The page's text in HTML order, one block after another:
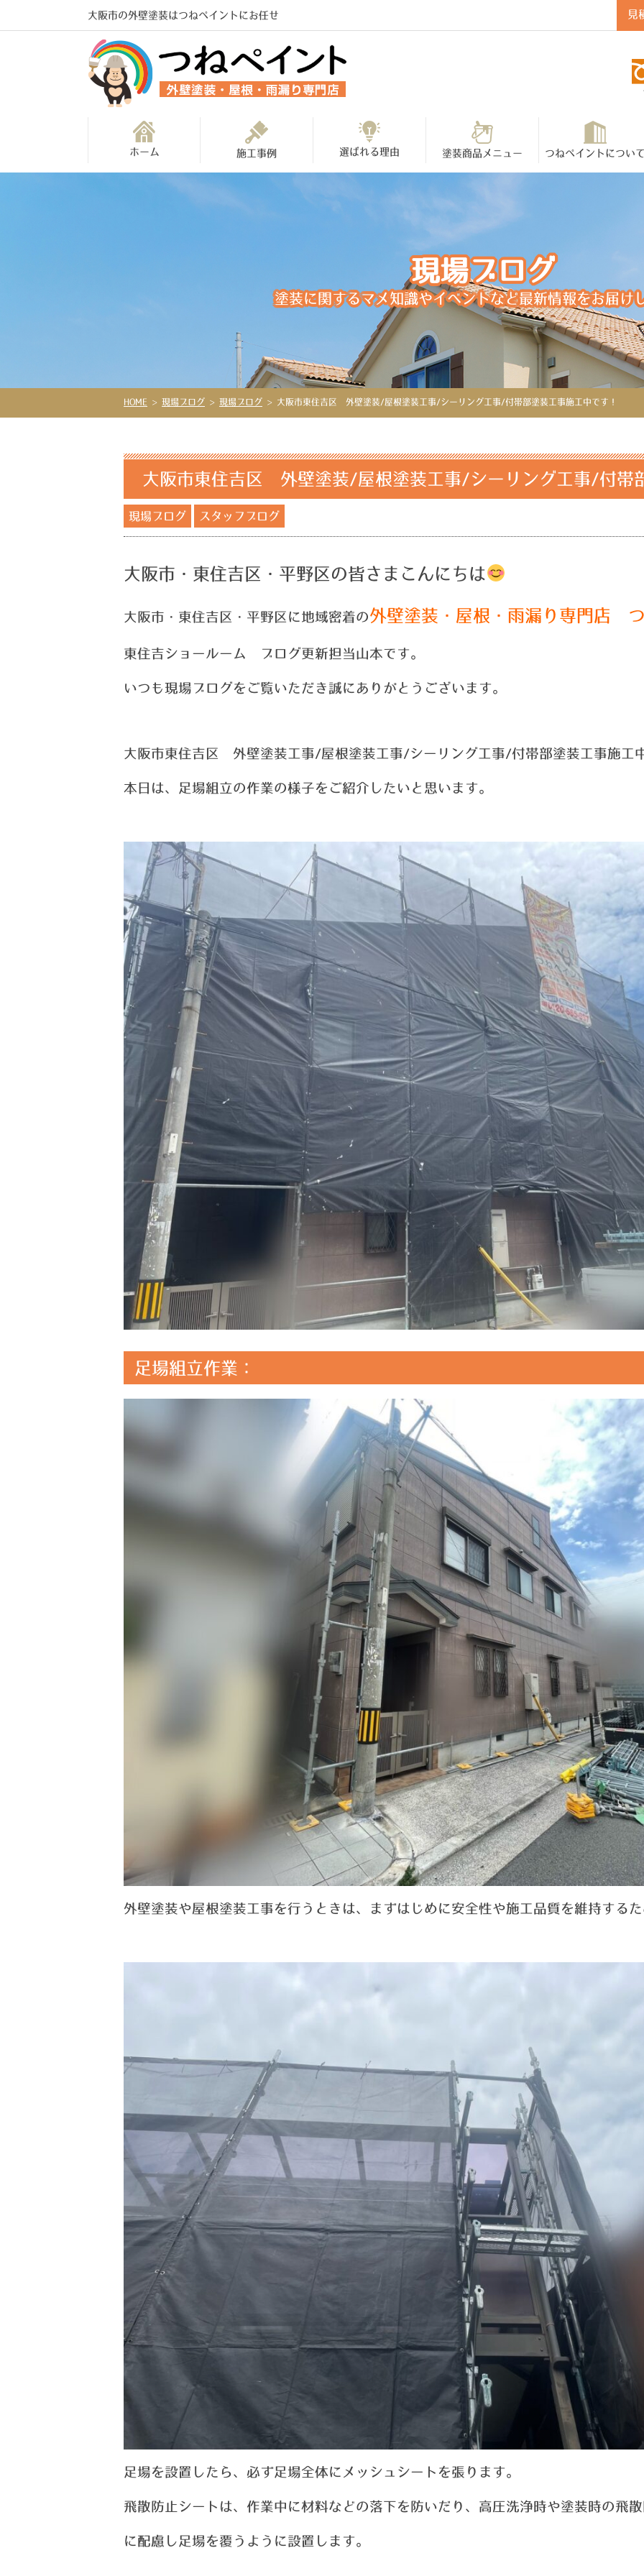
大阪市の外壁塗装はつねペイントにお任せ 見
ホーム 施工事例 選ばれる理由 塗装商品メニュー つねペイントについ
現場ブログ
塗装に関するマメ知識やイベントなど最新情報をお届け
HOME > 現場ブログ > 現場ブログ > 大阪市東住吉区 外壁塗装/屋根塗装工事/シーリング工事/付帯部塗装工事施工中です！
大阪市東住吉区 外壁塗装/屋根塗装工事/シーリング工事/付帯
現場ブログ スタッフブログ
大阪市・東住吉区・平野区の皆さまこんにちは
大阪市・東住吉区・平野区に地域密着の外壁塗装・屋根・雨漏り専門店
東住吉ショールーム ブログ更新担当山本です。
いつ も現場ブログをご覧いただき誠にありがとうございます。
大阪市東住吉区 外壁塗装工事/屋根塗装工事/シーリング工事/付帯部塗装工事施工
本日は、足場組立の作業の様子をご紹介したいと思います。
足場組立作業：
外壁塗装や屋根塗装工事を行うときは、まずはじめに安全性や施工品質を維持する
足場を設置したら、必ず足場全体にメッシュシートを張ります。
飛散防止シートは、作業中に材料などの落下を防いだり、高圧洗浄時や塗装時の飛
に配慮し足場を覆うように設置します。